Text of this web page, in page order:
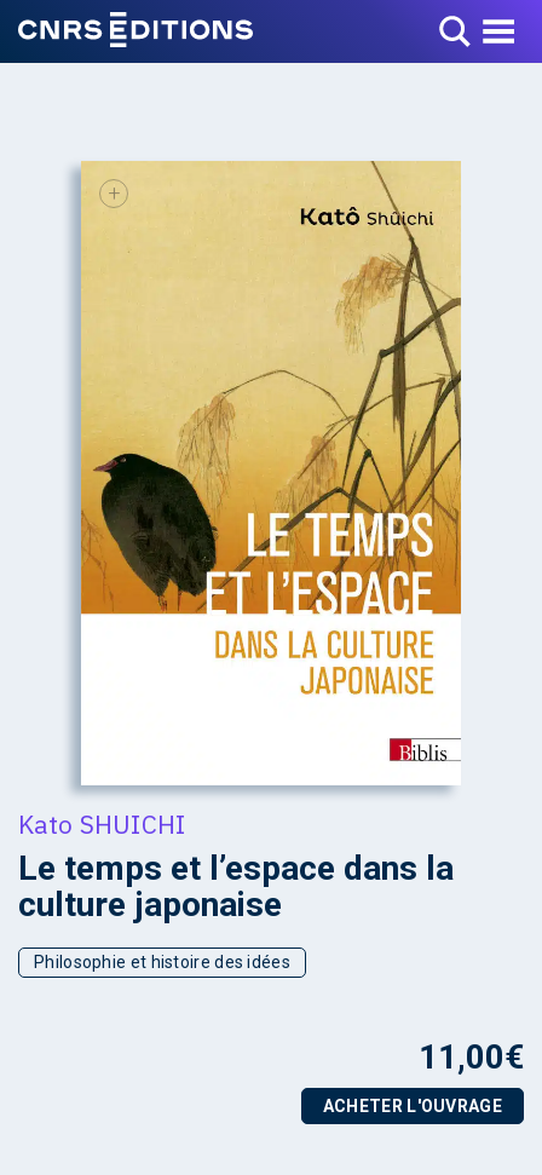
Toggle Menu
+
Kato SHUICHI
Le temps et l’espace dans la
culture japonaise
Philosophie et histoire des idées
11,00€
ACHETER L'OUVRAGE